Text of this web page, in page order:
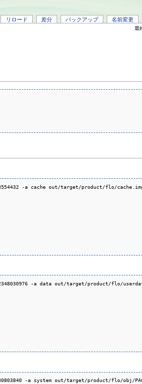
リロード 差分 バックアップ 名前変更
最
-a cache out/target/product/flo/
-a data out/target/product/flo/
-a system out/target/product/flo/obj/